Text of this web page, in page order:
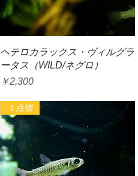
クイックビュー
ヘテロカラックス・ヴィルグラ
ータス（WILD/ネグロ）
価格
￥2,300
１点物